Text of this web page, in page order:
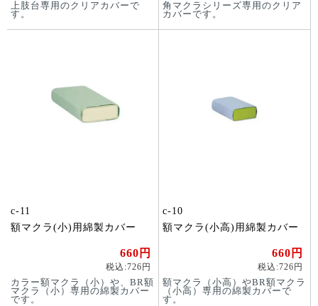
上肢台専用のクリアカバーで
す。
角マクラシリーズ専用のクリア
カバーです。
c-11
額マクラ(小)用綿製カバー
660円
税込:726円
カラー額マクラ（小）や、BR額
マクラ（小）専用の綿製カバー
です。
c-10
額マクラ(小高)用綿製カバー
660円
税込:726円
額マクラ（小高）やBR額マクラ
（小高）専用の綿製カバーで
す。